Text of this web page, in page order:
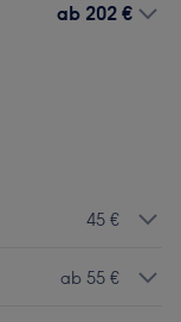
ab 202 €
45 €
ab 55 €